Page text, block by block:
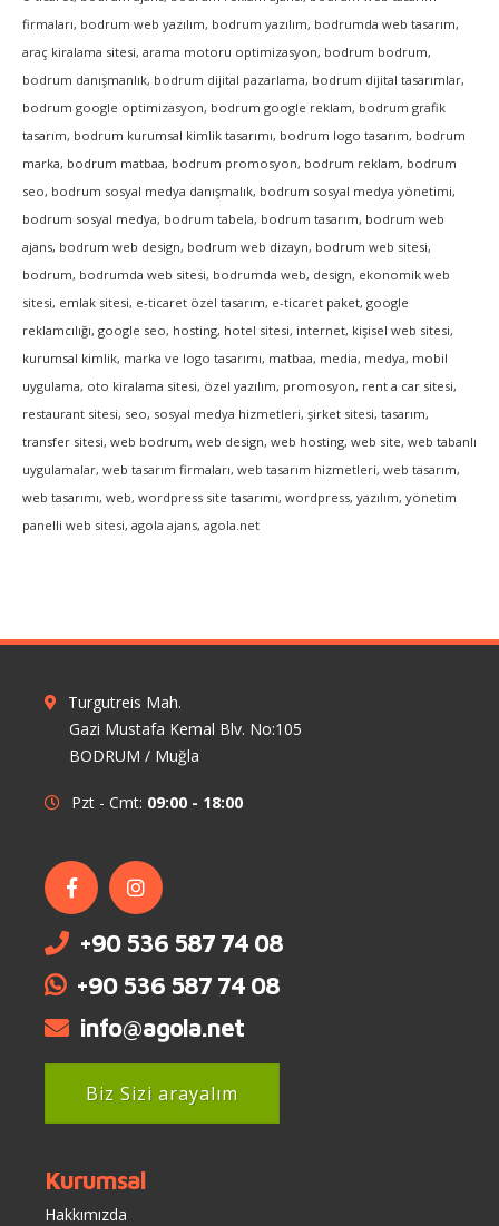
firmaları, bodrum web yazılım, bodrum yazılım, bodrumda web tasarım,
araç kiralama sitesi, arama motoru optimizasyon, bodrum bodrum,
bodrum danışmanlık, bodrum dijital pazarlama, bodrum dijital tasarımlar,
bodrum google optimizasyon, bodrum google reklam, bodrum grafik
tasarım, bodrum kurumsal kimlik tasarımı, bodrum logo tasarım, bodrum
marka, bodrum matbaa, bodrum promosyon, bodrum reklam, bodrum
seo, bodrum sosyal medya danışmalık, bodrum sosyal medya yönetimi,
bodrum sosyal medya, bodrum tabela, bodrum tasarım, bodrum web
ajans, bodrum web design, bodrum web dizayn, bodrum web sitesi,
bodrum, bodrumda web sitesi, bodrumda web, design, ekonomik web
sitesi, emlak sitesi, e-ticaret özel tasarım, e-ticaret paket, google
reklamcılığı, google seo, hosting, hotel sitesi, internet, kişisel web sitesi,
kurumsal kimlik, marka ve logo tasarımı, matbaa, media, medya, mobil
uygulama, oto kiralama sitesi, özel yazılım, promosyon, rent a car sitesi,
restaurant sitesi, seo, sosyal medya hizmetleri, şirket sitesi, tasarım,
transfer sitesi, web bodrum, web design, web hosting, web site, web tabanlı
uygulamalar, web tasarım firmaları, web tasarım hizmetleri, web tasarım,
web tasarımı, web, wordpress site tasarımı, wordpress, yazılım, yönetim
panelli web sitesi, agola ajans, agola.net
Turgutreis Mah.
Gazi Mustafa Kemal Blv. No:105
BODRUM / Muğla
Pzt - Cmt: 09:00 - 18:00
+90 536 587 74 08
+90 536 587 74 08
info@agola.net
Biz Sizi arayalım
Kurumsal
Hakkımızda